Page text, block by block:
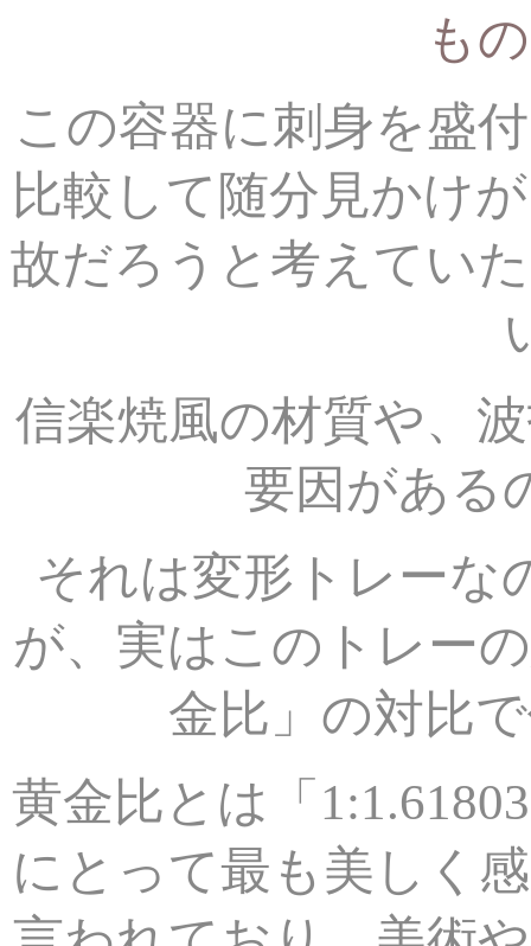
も
この容器に刺身を盛
比較して随分見かけ
故だろうと考えてい
信楽焼風の材質や、
要因がある
それは変形トレーな
が、 実はこのトレー
金比」の対比
黄金比とは「
にとって最も美しく